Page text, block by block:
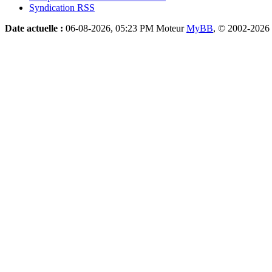
Syndication RSS
Date actuelle : 06-08-2026, 05:23 PM MoteurMyBB, © 2002-2026